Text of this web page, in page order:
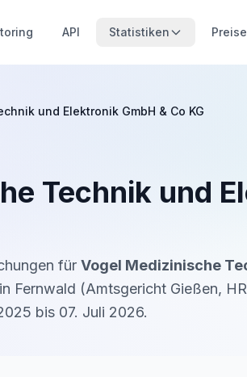
API Statistiken Preise
und Elektronik GmbH & Co KG
Technik und
für Vogel Medizinische
Fernwald (Amtsgericht Gießen,
bis 07. Juli 2026.